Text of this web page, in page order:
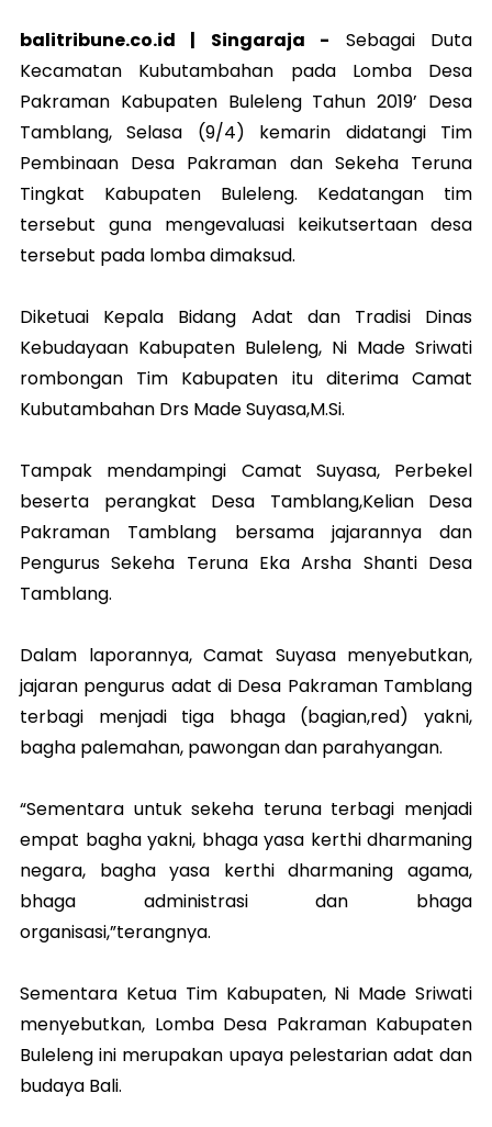
balitribune.co.id | Singaraja - Sebagai Duta
Kecamatan Kubutambahan pada Lomba Desa
Pakraman Kabupaten Buleleng Tahun 2019’ Desa
Tamblang, Selasa (9/4) kemarin didatangi Tim
Pembinaan Desa Pakraman dan Sekeha Teruna
Tingkat Kabupaten Buleleng. Kedatangan tim
tersebut guna mengevaluasi keikutsertaan desa
tersebut pada lomba dimaksud.
Diketuai Kepala Bidang Adat dan Tradisi Dinas
Kebudayaan Kabupaten Buleleng, Ni Made Sriwati
rombongan Tim Kabupaten itu diterima Camat
Kubutambahan Drs Made Suyasa,M.Si.
Tampak mendampingi Camat Suyasa, Perbekel
beserta perangkat Desa Tamblang,Kelian Desa
Pakraman Tamblang bersama jajarannya dan
Pengurus Sekeha Teruna Eka Arsha Shanti Desa
Tamblang.
Dalam laporannya, Camat Suyasa menyebutkan,
jajaran pengurus adat di Desa Pakraman Tamblang
terbagi menjadi tiga bhaga (bagian,red) yakni,
bagha palemahan, pawongan dan parahyangan.
“Sementara untuk sekeha teruna terbagi menjadi
empat bagha yakni, bhaga yasa kerthi dharmaning
negara, bagha yasa kerthi dharmaning agama,
bhaga administrasi dan bhaga
organisasi,”terangnya.
Sementara Ketua Tim Kabupaten, Ni Made Sriwati
menyebutkan, Lomba Desa Pakraman Kabupaten
Buleleng ini merupakan upaya pelestarian adat dan
budaya Bali.